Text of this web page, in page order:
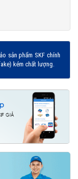
sản phẩm SKF chính
kém chất lượng.